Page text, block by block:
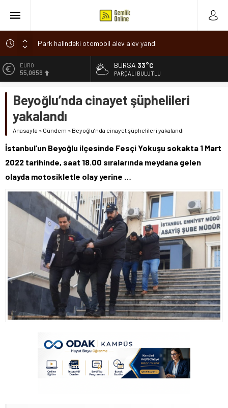
Park halindeki otomobil alev alev yandı
Osmangazi’de baharın müjdesi ‘Hıdırellez’ coşkuyla kutlandı
7 aylık hamileyken evden çıktı, sırra kadem bastı
Romanya’da Hıdırellez Coşkusu
ALTIN
6.521,17
13.685,30
DOLAR
47,5953
55,0659
BURSA 33°C
PARÇALI BULUTLU
Beyoğlu’nda cinayet şüphelileri
yakalandı
Anasayfa » Gündem » Beyoğlu’nda cinayet şüphelileri yakalandı
İstanbul’un Beyoğlu ilçesinde Fesçi Yokuşu sokakta 1 Mart
2022 tarihinde, saat 18.00 sıralarında meydana gelen
olayda motosikletle olay yerine …